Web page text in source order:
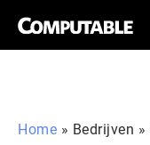
Home » Bedrijven »